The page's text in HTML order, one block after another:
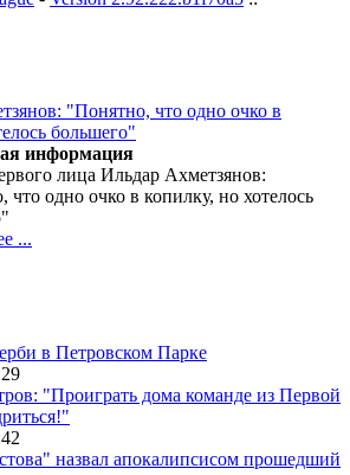
информация
лица Ильдар Ахметзянов:
что одно очко в копилку, но хотелось
...
в Петровском Парке
"Проиграть дома команде из Первой
назвал апокалипсисом прошедший